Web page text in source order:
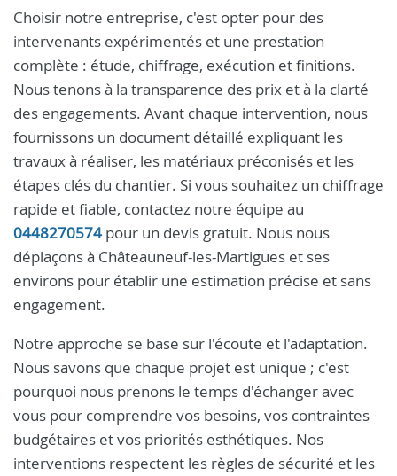
Choisir notre entreprise, c'est opter pour des
intervenants expérimentés et une prestation
complète : étude, chiffrage, exécution et finitions.
Nous tenons à la transparence des prix et à la clarté
des engagements. Avant chaque intervention, nous
fournissons un document détaillé expliquant les
travaux à réaliser, les matériaux préconisés et les
étapes clés du chantier. Si vous souhaitez un chiffrage
rapide et fiable, contactez notre équipe au
0448270574 pour un devis gratuit. Nous nous
déplaçons à Châteauneuf-les-Martigues et ses
environs pour établir une estimation précise et sans
engagement.
Notre approche se base sur l'écoute et l'adaptation.
Nous savons que chaque projet est unique ; c'est
pourquoi nous prenons le temps d'échanger avec
vous pour comprendre vos besoins, vos contraintes
budgétaires et vos priorités esthétiques. Nos
interventions respectent les règles de sécurité et les